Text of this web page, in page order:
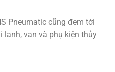
Pneumatic cũng đem tới
lanh, van và phụ kiện thủy